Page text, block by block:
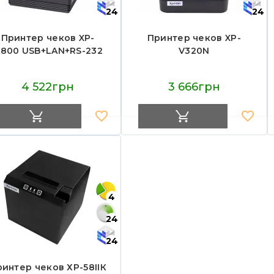
24
Принтер чеков XP-
USB+LAN+RS-232
4 522грн
24
Принтер чеков XP-
V320N
3 666грн
4
24
24
чеков ХР-58IIК